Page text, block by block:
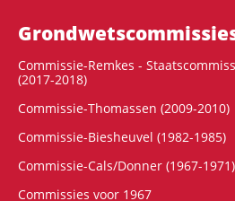
Commissie-Remkes -
(2017-2018)
Commissie-Thomassen (2009-2010)
Commissie-Biesheuvel (1982-1985)
Commissie-Cals/Donner (1967-1971)
Commissies voor 1967